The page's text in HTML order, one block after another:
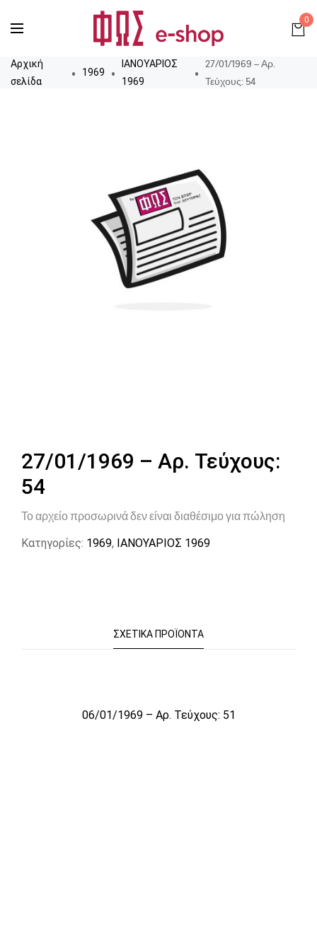
0
Αρχική
σελίδα
1969
ΙΑΝΟΥΑΡΙΟΣ
1969
27/01/1969 – Αρ.
Τεύχους: 54
27/01/1969 – Αρ. Τεύχους:
54
Το αρχείο προσωρινά δεν είναι διαθέσιμο για πώληση
Κατηγορίες: 1969, ΙΑΝΟΥΑΡΙΟΣ 1969
ΣΧΕΤΙΚΆ ΠΡΟΪΌΝΤΑ
Το αρχείο προσωρινά δεν είναι διαθέσιμο για πώληση
06/01/1969 – Αρ. Τεύχους: 51